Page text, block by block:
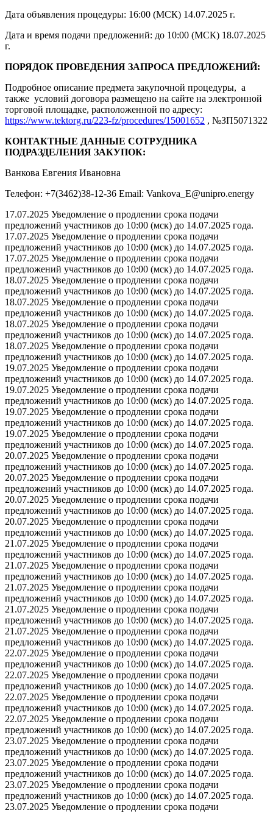
Дата объявления процедуры: 16:00 (МСК) 14.07.2025 г.
Дата и время подачи предложений: до 10:00 (МСК) 18.07.2025
г.
ПОРЯДОК ПРОВЕДЕНИЯ ЗАПРОСА ПРЕДЛОЖЕНИЙ:
Подробное описание предмета закупочной процедуры, а
также условий договора размещено на сайте на электронной
торговой площадке, расположенной по адресу:
https://www.tektorg.ru/223-fz/procedures/15001652 , №ЗП5071322
КОНТАКТНЫЕ ДАННЫЕ СОТРУДНИКА
ПОДРАЗДЕЛЕНИЯ ЗАКУПОК:
Ванкова Евгения Ивановна
Телефон: +7(3462)38-12-36 Email: Vankova_E@unipro.energy
17.07.2025 Уведомление о продлении срока подачи
предложений участников до 10:00 (мск) до 14.07.2025 года.
17.07.2025 Уведомление о продлении срока подачи
предложений участников до 10:00 (мск) до 14.07.2025 года.
17.07.2025 Уведомление о продлении срока подачи
предложений участников до 10:00 (мск) до 14.07.2025 года.
18.07.2025 Уведомление о продлении срока подачи
предложений участников до 10:00 (мск) до 14.07.2025 года.
18.07.2025 Уведомление о продлении срока подачи
предложений участников до 10:00 (мск) до 14.07.2025 года.
18.07.2025 Уведомление о продлении срока подачи
предложений участников до 10:00 (мск) до 14.07.2025 года.
18.07.2025 Уведомление о продлении срока подачи
предложений участников до 10:00 (мск) до 14.07.2025 года.
19.07.2025 Уведомление о продлении срока подачи
предложений участников до 10:00 (мск) до 14.07.2025 года.
19.07.2025 Уведомление о продлении срока подачи
предложений участников до 10:00 (мск) до 14.07.2025 года.
19.07.2025 Уведомление о продлении срока подачи
предложений участников до 10:00 (мск) до 14.07.2025 года.
19.07.2025 Уведомление о продлении срока подачи
предложений участников до 10:00 (мск) до 14.07.2025 года.
20.07.2025 Уведомление о продлении срока подачи
предложений участников до 10:00 (мск) до 14.07.2025 года.
20.07.2025 Уведомление о продлении срока подачи
предложений участников до 10:00 (мск) до 14.07.2025 года.
20.07.2025 Уведомление о продлении срока подачи
предложений участников до 10:00 (мск) до 14.07.2025 года.
20.07.2025 Уведомление о продлении срока подачи
предложений участников до 10:00 (мск) до 14.07.2025 года.
21.07.2025 Уведомление о продлении срока подачи
предложений участников до 10:00 (мск) до 14.07.2025 года.
21.07.2025 Уведомление о продлении срока подачи
предложений участников до 10:00 (мск) до 14.07.2025 года.
21.07.2025 Уведомление о продлении срока подачи
предложений участников до 10:00 (мск) до 14.07.2025 года.
21.07.2025 Уведомление о продлении срока подачи
предложений участников до 10:00 (мск) до 14.07.2025 года.
21.07.2025 Уведомление о продлении срока подачи
предложений участников до 10:00 (мск) до 14.07.2025 года.
22.07.2025 Уведомление о продлении срока подачи
предложений участников до 10:00 (мск) до 14.07.2025 года.
22.07.2025 Уведомление о продлении срока подачи
предложений участников до 10:00 (мск) до 14.07.2025 года.
22.07.2025 Уведомление о продлении срока подачи
предложений участников до 10:00 (мск) до 14.07.2025 года.
22.07.2025 Уведомление о продлении срока подачи
предложений участников до 10:00 (мск) до 14.07.2025 года.
23.07.2025 Уведомление о продлении срока подачи
предложений участников до 10:00 (мск) до 14.07.2025 года.
23.07.2025 Уведомление о продлении срока подачи
предложений участников до 10:00 (мск) до 14.07.2025 года.
23.07.2025 Уведомление о продлении срока подачи
предложений участников до 10:00 (мск) до 14.07.2025 года.
23.07.2025 Уведомление о продлении срока подачи